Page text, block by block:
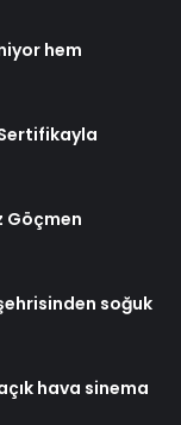
hem
Göçmen
soğuk
hava sinema